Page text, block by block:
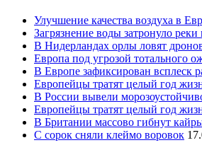
Улучшение качества воздуха в
Загрязнение воды затронуло
В Нидерландах орлы ловят
Европа под угрозой тотального
В Европе зафиксирован всплеск
Европейцы тратят целый год
В России вывели
Европейцы тратят целый год
В Британии массово гибнут
С сорок сняли клеймо воровок